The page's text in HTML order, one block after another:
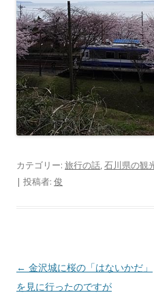
カテゴリー: 旅行の話,石川県の観
| 投稿者: 俊
投
稿
← 金沢城に桜の「はないかだ」
を見に行ったのですが